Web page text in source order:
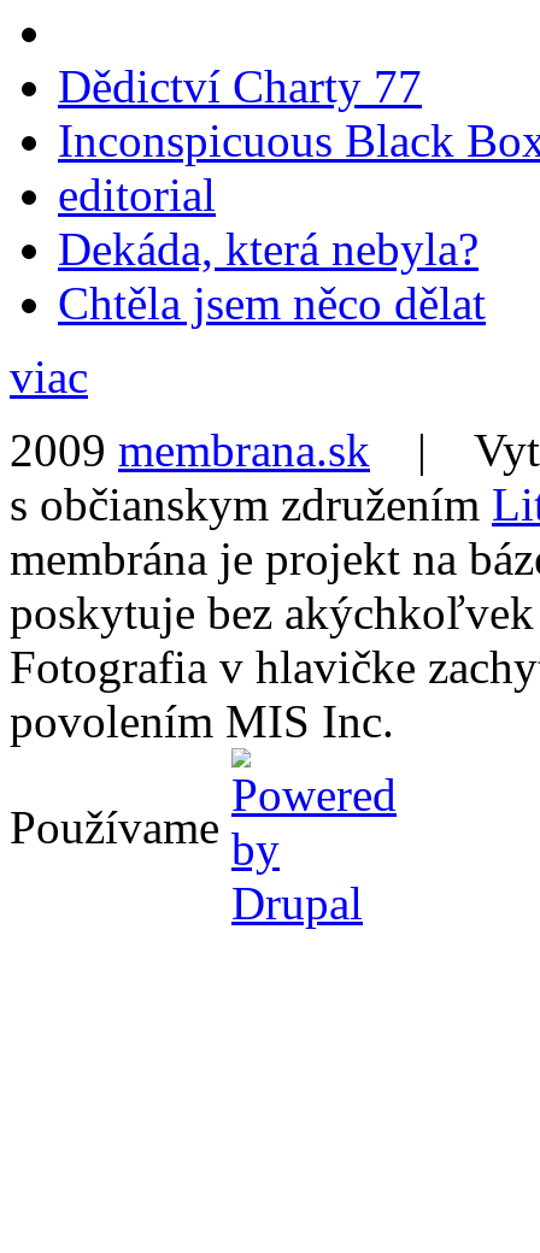
Dědictví Charty 77
Inconspicuous Black
editorial
Dekáda, která nebyla?
Chtěla jsem něco dělat
viac
2009 membrana.sk |
s občianskym združením
membrána je projekt na
poskytuje bez
Fotografia v hlavičke
povolením MIS Inc.
Používame